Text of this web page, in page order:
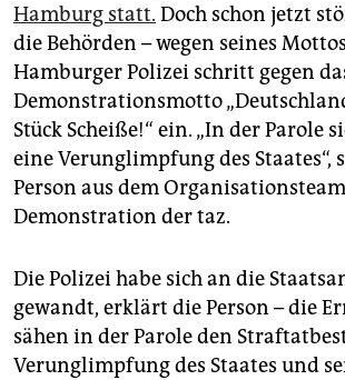
epaper login
Hamburg statt. Doch schon jetzt
die Behörden – wegen seines
Hamburger Polizei schritt gegen
Demonstrationsmotto
Stück Scheiße!“ ein. „In der Parole
eine Verunglimpfung des Staates“,
Person aus dem
Demonstration der taz.
Die Polizei habe sich an die
gewandt, erklärt die Person – die
sähen in der Parole den
Verunglimpfung des Staates und